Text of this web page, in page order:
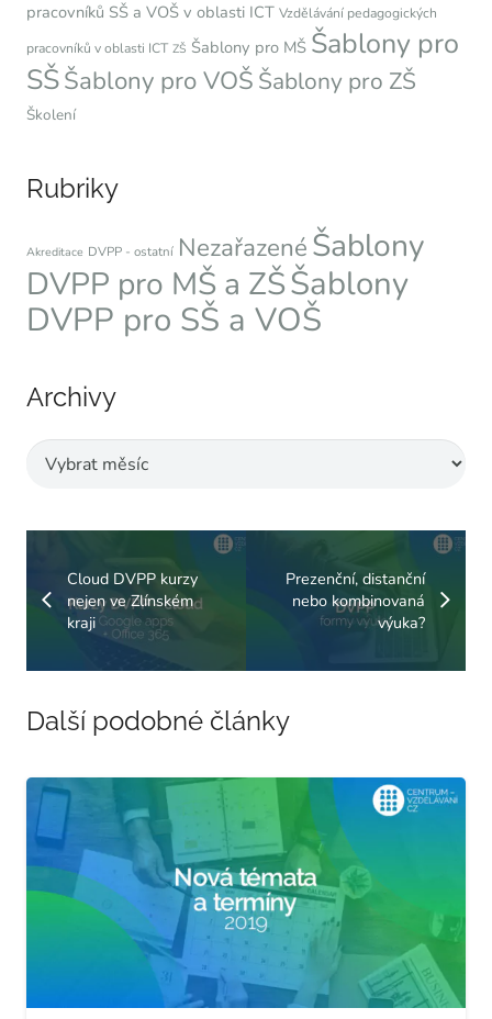
pracovníků SŠ a VOŠ v oblasti ICT Vzdělávání pedagogických
pracovníků v oblasti ICT ZŠ Šablony pro MŠ Šablony pro
SŠŠablony pro VOŠ Šablony pro ZŠ
Školení
Rubriky
Akreditace DVPP - ostatní NezařazenéŠablony
DVPP pro MŠ a ZŠŠablony
DVPP pro SŠ a VOŠ
Archivy
Archivy
Cloud DVPP kurzy
nejen ve Zlínském
kraji
Prezenční, distanční
nebo kombinovaná
výuka?
Další podobné články